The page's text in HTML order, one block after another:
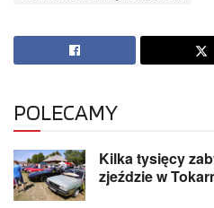
POLECAMY
Kilka tysięcy
zjeździe w